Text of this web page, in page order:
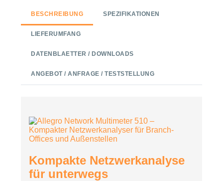
BESCHREIBUNG SPEZIFIKATIONEN
LIEFERUMFANG
DATENBLAETTER / DOWNLOADS
ANGEBOT / ANFRAGE / TESTSTELLUNG
Kompakte Netzwerkanalyse
für unterwegs